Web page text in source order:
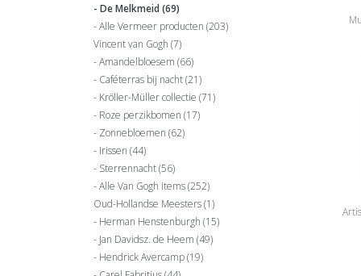
De Melkmeid (69)
Alle Vermeer producten (203)
Vincent van Gogh (7)
Amandelbloesem (66)
Caféterras bij nacht(21)
Kröller-Müller collectie (71)
Roze perzikbomen (17)
Zonnebloemen (62)
Irissen (44)
Sterrennacht(56)
Alle Van Gogh items(252)
Oud-Hollandse Meesters(1)
Herman Henstenburgh (15)
Jan Davidsz. de Heem (49)
Hendrick Avercamp(19)